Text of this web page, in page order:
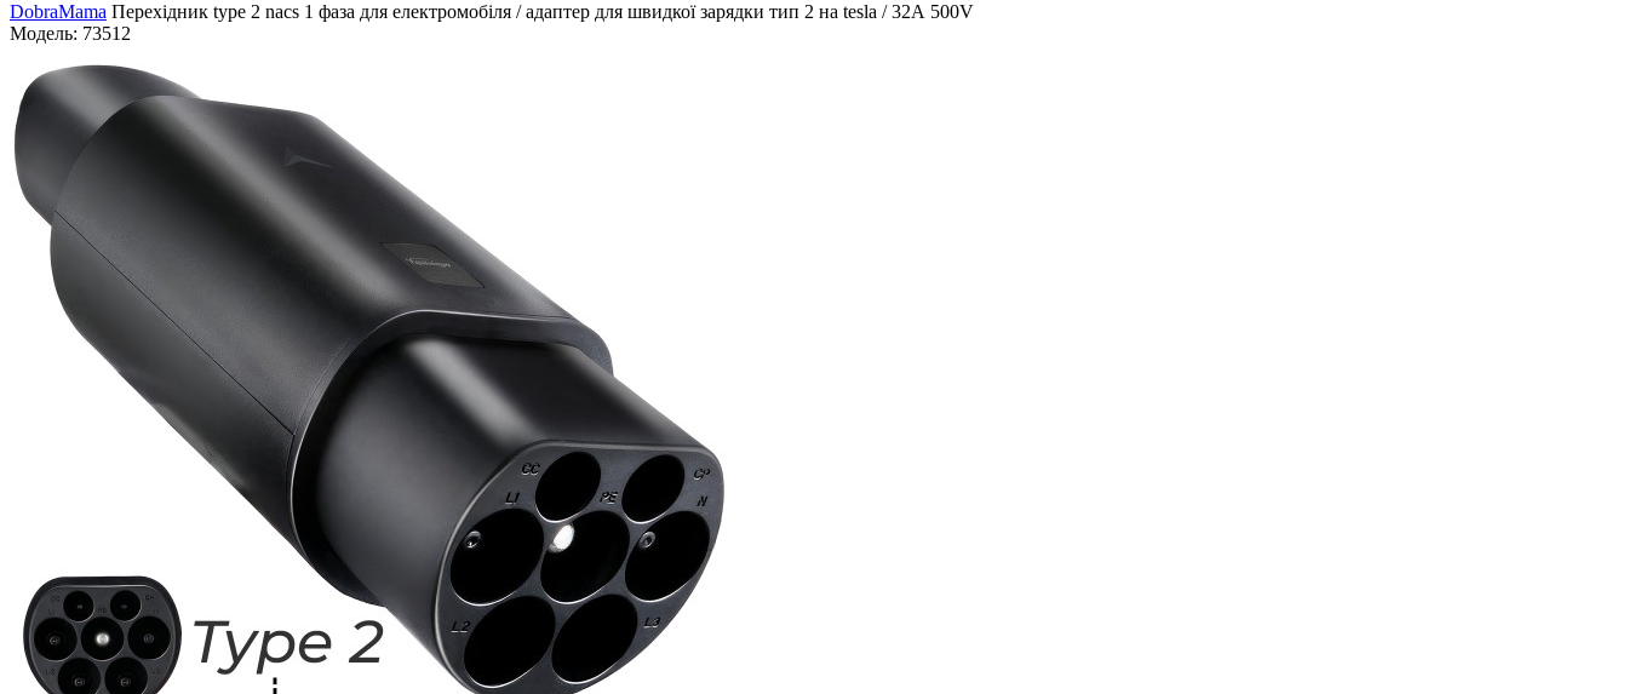
DobraMama Перехідник type 2 nacs 1 фаза для електромобіля / адаптер для швидкої зарядки тип 2 на tesla / 32А 500V
Модель: 73512